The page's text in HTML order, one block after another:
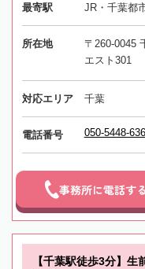
最寄駅 JR・千葉都
所在地
〒260-0045
エスト301
対応エリア 千葉
電話番号 050-5448-
事務所に電話する
【千葉駅徒歩3分】